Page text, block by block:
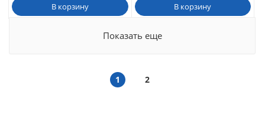
В корзину В корзину
Показать еще
1 2